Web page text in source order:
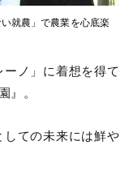
就農」で農業を心底楽
ノ」に着想を得て
』。
しての未来には鮮や